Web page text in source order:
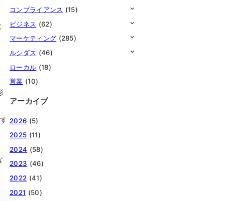
コンプライアンス (15)
ビジネス (62)
マーケティング (285)
ルシダス (46)
ローカル (18)
営業 (10)
アーカイブ
2026 (5)
2025 (11)
2024 (58)
2023 (46)
2022 (41)
2021 (50)